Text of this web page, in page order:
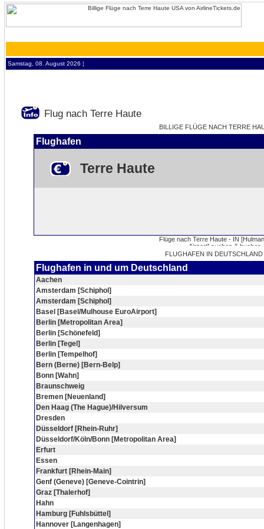
Samstag, 08. August 2026 ¦
Flug nach Terre Haute
BILLIGE FLÜGE NACH TERRE
Flughafen
Terre Haute
FLUGHAFEN IN
Flughafen in und um Deutschland
Aachen
Amsterdam [Schiphol]
Amsterdam [Schiphol]
Basel [Basel/Mulhouse EuroAirport]
Berlin [Metropolitan Area]
Berlin [Schönefeld]
Berlin [Tegel]
Berlin [Tempelhof]
Bern (Berne) [Bern-Belp]
Bonn [Wahn]
Braunschweig
Bremen [Neuenland]
Den Haag (The Hague)/Hilversum
Dresden
Düsseldorf [Rhein-Ruhr]
Düsseldorf/Köln/Bonn [Metropolitan Area]
Erfurt
Essen
Frankfurt [Rhein-Main]
Genf (Geneve) [Geneve-Cointrin]
Graz [Thalerhof]
Hahn
Hamburg [Fuhlsbüttel]
Hannover [Langenhagen]